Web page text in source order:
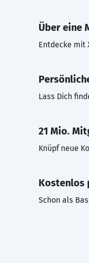
Über eine
Entdecke mit
Lass Dich
21 Mio.
Knüpf neue
Kostenlos
Schon als